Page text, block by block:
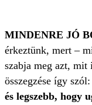
MINDENRE JÓ
érkeztünk, mert –
szabja meg azt,
összegzése így szól:
és legszebb, hogy